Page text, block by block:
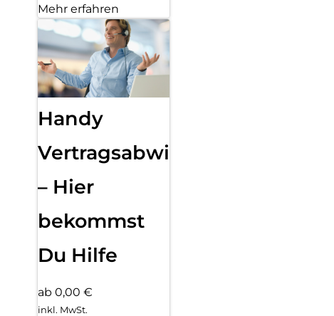
Mehr erfahren
Handy
Vertragsabwicklung
– Hier
bekommst
Du Hilfe
ab 0,00 €
inkl. MwSt.